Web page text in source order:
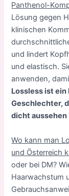
Panthenol-
Lösung gegen
klinischen
und lindert
und elastisch.
anwenden,
Lossless ist
Geschlechter,
dicht aussehen
Wo kann man
und Österreich
oder bei DM?
Haarwachstum